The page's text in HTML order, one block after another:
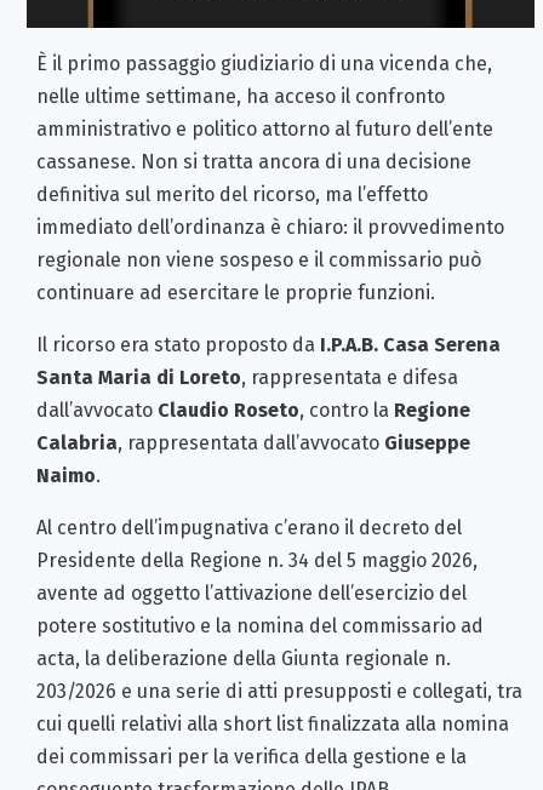
È il primo passaggio giudiziario di una vicenda che,
nelle ultime settimane, ha acceso il confronto
amministrativo e politico attorno al futuro dell’ente
cassanese. Non si tratta ancora di una decisione
definitiva sul merito del ricorso, ma l’effetto
immediato dell’ordinanza è chiaro: il provvedimento
regionale non viene sospeso e il commissario può
continuare ad esercitare le proprie funzioni.
Il ricorso era stato proposto da I.P.A.B. Casa Serena
Santa Maria di Loreto, rappresentata e difesa
dall’avvocato Claudio Roseto, contro la Regione
Calabria, rappresentata dall’avvocato Giuseppe
Naimo.
Al centro dell’impugnativa c’erano il decreto del
Presidente della Regione n. 34 del 5 maggio 2026,
avente ad oggetto l’attivazione dell’esercizio del
potere sostitutivo e la nomina del commissario ad
acta, la deliberazione della Giunta regionale n.
203/2026 e una serie di atti presupposti e collegati, tra
cui quelli relativi alla short list finalizzata alla nomina
dei commissari per la verifica della gestione e la